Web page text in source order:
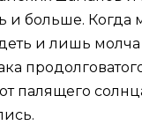
и больше. Когда
и лишь молча
палящего